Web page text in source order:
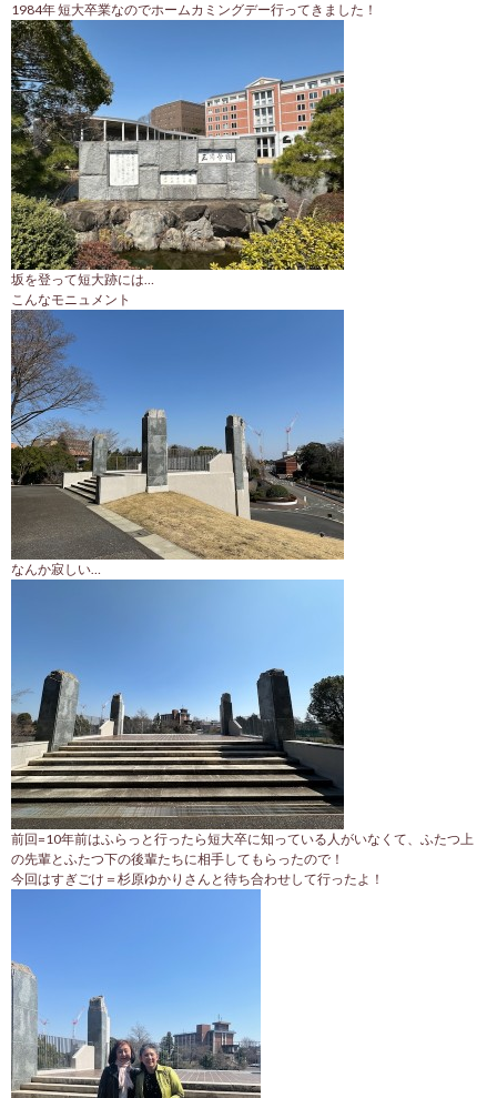
1984年 短大卒業なのでホームカミングデー行ってきました！
坂を登って短大跡には…
こんなモニュメント
なんか寂しい…
前回=10年前はふらっと行ったら短大卒に知っている人がいなくて、ふたつ上
の先輩とふたつ下の後輩たちに相手してもらったので！
今回はすぎごけ＝杉原ゆかりさんと待ち合わせして行ったよ！